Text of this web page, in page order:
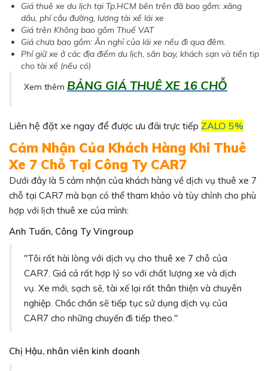
Giá thuê xe du lịch tại Tp.HCM bên trên đã bao gồm: xăng
dầu, phí cầu đường, lương tài xế lái xe
Giá trên Không bao gồm Thuế VAT
Giá chưa bao gồm: Ăn nghỉ của lái xe nếu đi qua đêm.
Phí giữ xe ở các địa điểm du lịch, sân bay, khách sạn và tiền tip
cho tài xế (nếu có)
Xem thêm BẢNG GIÁ THUÊ XE 16 CHỖ
Liên hệ đặt xe ngay để được ưu đãi trực tiếp ZALO 5%
Cảm Nhận Của Khách Hàng Khi Thuê
Xe 7 Chỗ Tại Công Ty CAR7
Dưới đây là 5 cảm nhận của khách hàng về dịch vụ thuê xe 7
chỗ tại CAR7 mà bạn có thể tham khảo và tùy chỉnh cho phù
hợp với lịch thuê xe của mình:
Anh Tuấn, Công Ty Vingroup
"Tôi rất hài lòng với dịch vụ cho thuê xe 7 chỗ của
CAR7. Giá cả rất hợp lý so với chất lượng xe và dịch
vụ. Xe mới, sạch sẽ, tài xế lại rất thân thiện và chuyên
nghiệp. Chắc chắn sẽ tiếp tục sử dụng dịch vụ của
CAR7 cho những chuyến đi tiếp theo."
Chị Hậu, nhân viên kinh doanh